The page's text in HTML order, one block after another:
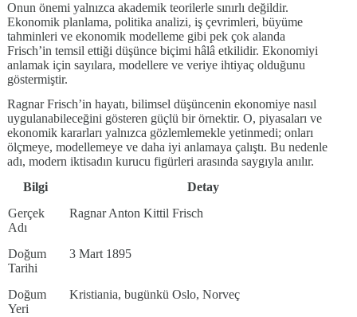
Onun önemi yalnızca akademik teorilerle sınırlı değildir.
Ekonomik planlama, politika analizi, iş çevrimleri, büyüme
tahminleri ve ekonomik modelleme gibi pek çok alanda
Frisch’in temsil ettiği düşünce biçimi hâlâ etkilidir. Ekonomiyi
anlamak için sayılara, modellere ve veriye ihtiyaç olduğunu
göstermiştir.
Ragnar Frisch’in hayatı, bilimsel düşüncenin ekonomiye nasıl
uygulanabileceğini gösteren güçlü bir örnektir. O, piyasaları ve
ekonomik kararları yalnızca gözlemlemekle yetinmedi; onları
ölçmeye, modellemeye ve daha iyi anlamaya çalıştı. Bu nedenle
adı, modern iktisadın kurucu figürleri arasında saygıyla anılır.
Bilgi
Detay
Gerçek
Adı
Ragnar Anton Kittil Frisch
Doğum
Tarihi
3 Mart 1895
Doğum
Yeri
Kristiania, bugünkü Oslo, Norveç